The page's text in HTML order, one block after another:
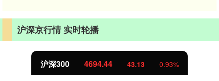
沪深京行情 实时轮播
沪深300 4694.44 43.13 0.93%